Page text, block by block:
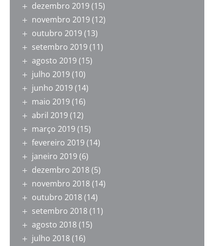
dezembro 2019(15)
novembro 2019(12)
outubro 2019(13)
setembro 2019(11)
agosto 2019(15)
julho 2019(10)
junho 2019(14)
maio 2019(16)
abril 2019(12)
março 2019(15)
fevereiro 2019(14)
janeiro 2019(6)
dezembro 2018(5)
novembro 2018(14)
outubro 2018(14)
setembro 2018(11)
agosto 2018(15)
julho 2018(16)